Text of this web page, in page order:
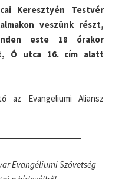
Keresztyén Testvér
veszünk részt,
este 18 órakor
Ó utca 16. cím alatt
az Evangeliumi Aliansz
Evangéliumi Szövetség